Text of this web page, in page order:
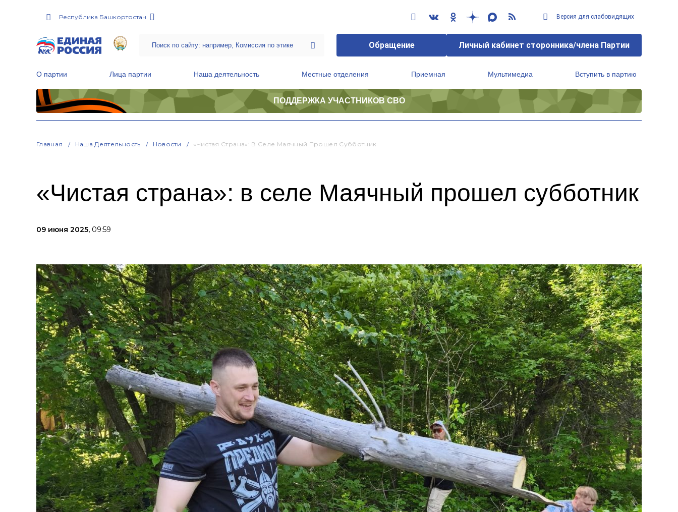
Республика Башкортостан Версия для слабовидящих
Обращение Личный кабинет сторонника/члена Партии
О партии Лица партии Наша деятельность Местные отделения Приемная Мультимедиа Вступить в партию
ПОДДЕРЖКА УЧАСТНИКОВ СВО
Главная Наша Деятельность Новости «Чистая Страна»: В Селе Маячный Прошел Субботник
«Чистая страна»: в селе Маячный прошел субботник
09 июня 2025, 09:59